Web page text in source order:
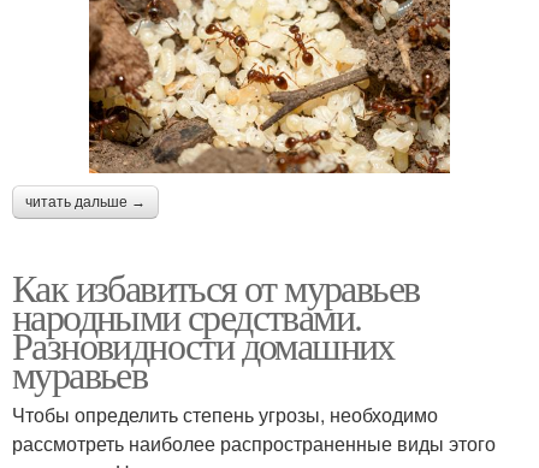
читать дальше →
Как избавиться от муравьев
народными средствами.
Разновидности домашних
муравьев
Чтобы определить степень угрозы, необходимо
рассмотреть наиболее распространенные виды этого